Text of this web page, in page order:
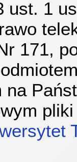
ust. 1
171,
na